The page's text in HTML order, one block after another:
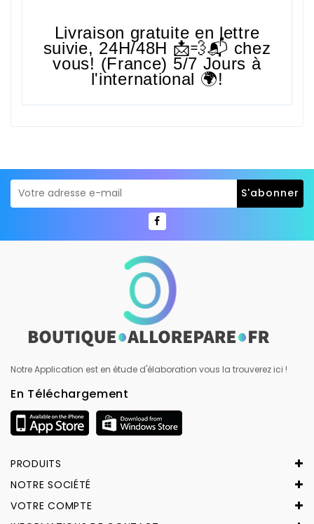
Livraison gratuite en lettre
suivie, 24H/48H 📩💨📬 chez
vous! (France) 5/7 Jours à
l'international 🌍!
Notre Application est en étude d'élaboration vous la trouverez ici !
En Téléchargement
PRODUITS
NOTRE SOCIÉTÉ
VOTRE COMPTE